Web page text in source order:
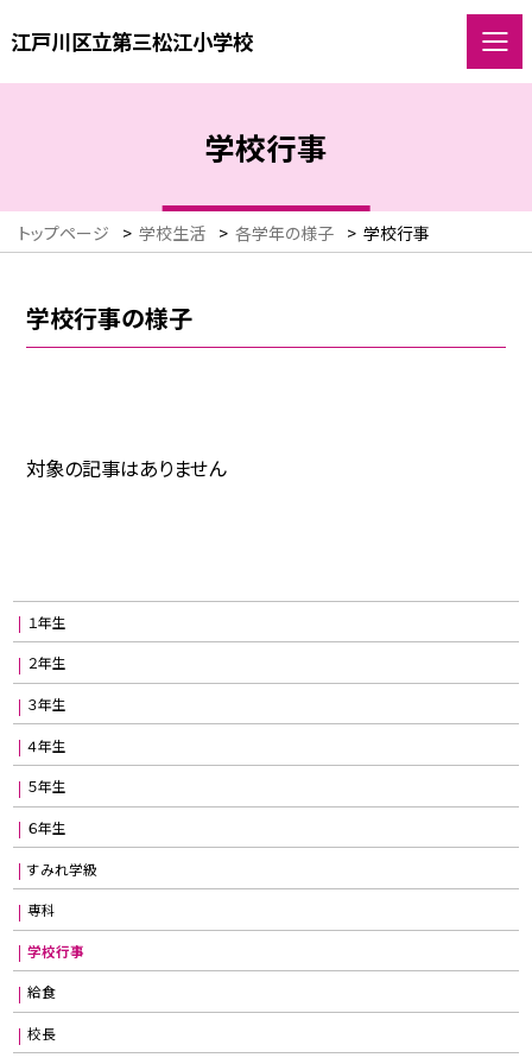
江戸川区立第三松江小学校
学校行事
トップページ > 学校生活 > 各学年の様子 > 学校行事
学校行事の様子
対象の記事はありません
１年生
２年生
３年生
４年生
５年生
６年生
すみれ学級
専科
学校行事
給食
校長